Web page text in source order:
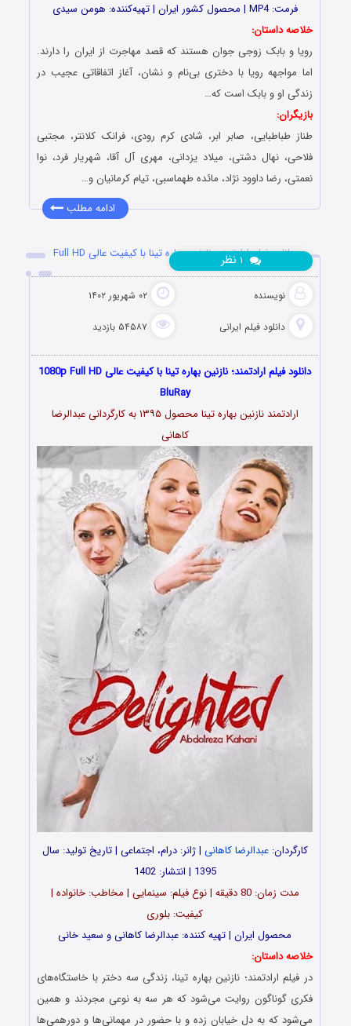
فرمت: MP4 | محصول کشور ایران | تهیه‎‌کننده: هومن سیدی
خلاصه داستان:
رویا و بابک زوجی جوان هستند که قصد مهاجرت از ایران را دارند.
اما مواجهه‌‌ رویا با دختری بی‌نام ‌و نشان، آغاز اتفاقاتی عجیب در
زندگی او و بابک است که…
بازیگران:
طناز طباطبایی، صابر ابر، شادی کرم رودی، فرانک کلانتر، مجتبی
فلاحی، نهال دشتی، میلاد یزدانی، مهری آل ‌آقا، شهریار فرد، نوا
نعمتی، رضا داوود نژاد، مائده طهماسبی، تیام کرمانیان و…
ادامه مطلب
دانلود فیلم ارادتمند؛ نازنین بهاره تینا با کیفیت عالی Full HD
نویسنده ۰۲ شهریور ۱۴۰۲
دانلود فیلم‌ ایرانی ۵۴۵۸۷ بازدید
نظر
دانلود فیلم ارادتمند؛ نازنین بهاره تینا با کیفیت عالی 1080p Full HD
BluRay
ارادتمند نازنین بهاره تینا محصول ۱۳۹۵ به کارگردانی عبدالرضا
کاهانی
کارگردان:عبدالرضا کاهانی | ژانر: درام، اجتماعی | تاریخ تولید: سال
1395 | انتشار: 1402
مدت‌‌ زمان: 80 دقیقه | نوع فیلم: سینمایی | مخاطب: خانواده |
کیفیت: بلوری
محصول ایران | تهیه‎‌ کننده: عبدالرضا کاهانی و سعید خانی
خلاصه داستان:
در فیلم ارادتمند؛ نازنین بهاره تینا، زندگی سه دختر با خاستگاه‌های
فکری گوناگون روایت می‌شود که هر سه به نوعی مجردند و همین
می‌شود که به دل خیابان زده و با حضور در مهمانی‌ها و دورهمی‌ها